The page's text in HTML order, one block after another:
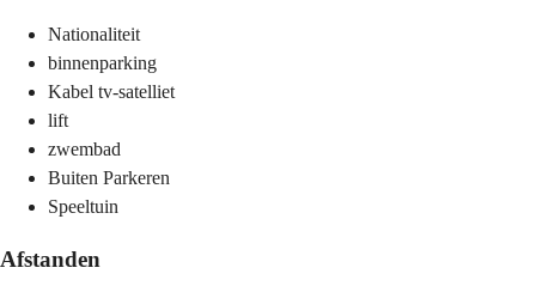
Nationaliteit
binnenparking
Kabel tv-satelliet
lift
zwembad
Buiten Parkeren
Speeltuin
Afstanden